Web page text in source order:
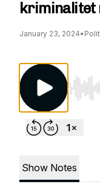
kriminalitet
January 23, 2024•
Use
Show Notes